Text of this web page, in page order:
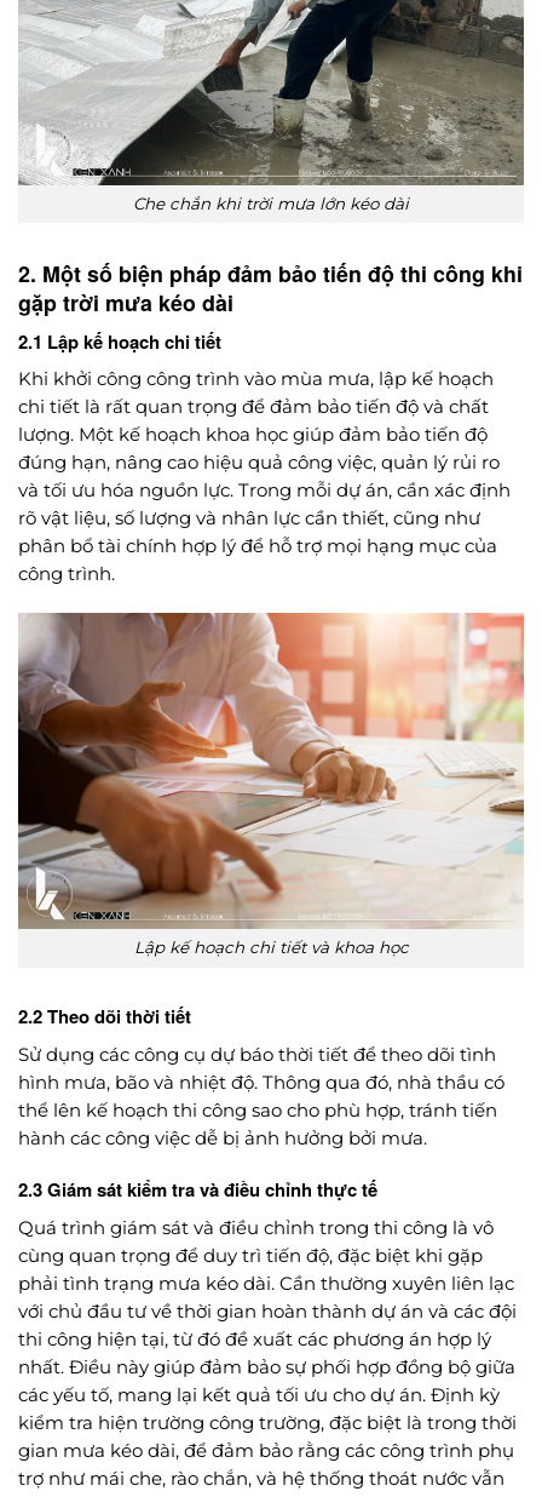
Che chắn khi trời mưa lớn kéo dài
2. Một số biện pháp đảm bảo tiến độ thi công khi
gặp trời mưa kéo dài
2.1 Lập kế hoạch chi tiết
Khi khởi công công trình vào mùa mưa, lập kế hoạch
chi tiết là rất quan trọng để đảm bảo tiến độ và chất
lượng. Một kế hoạch khoa học giúp đảm bảo tiến độ
đúng hạn, nâng cao hiệu quả công việc, quản lý rủi ro
và tối ưu hóa nguồn lực. Trong mỗi dự án, cần xác định
rõ vật liệu, số lượng và nhân lực cần thiết, cũng như
phân bổ tài chính hợp lý để hỗ trợ mọi hạng mục của
công trình.
Lập kế hoạch chi tiết và khoa học
2.2 Theo dõi thời tiết
Sử dụng các công cụ dự báo thời tiết để theo dõi tình
hình mưa, bão và nhiệt độ. Thông qua đó, nhà thầu có
thể lên kế hoạch thi công sao cho phù hợp, tránh tiến
hành các công việc dễ bị ảnh hưởng bởi mưa.
2.3 Giám sát kiểm tra và điều chỉnh thực tế
Quá trình giám sát và điều chỉnh trong thi công là vô
cùng quan trọng để duy trì tiến độ, đặc biệt khi gặp
phải tình trạng mưa kéo dài. Cần thường xuyên liên lạc
với chủ đầu tư về thời gian hoàn thành dự án và các đội
thi công hiện tại, từ đó đề xuất các phương án hợp lý
nhất. Điều này giúp đảm bảo sự phối hợp đồng bộ giữa
các yếu tố, mang lại kết quả tối ưu cho dự án. Định kỳ
kiểm tra hiện trường công trường, đặc biệt là trong thời
gian mưa kéo dài, để đảm bảo rằng các công trình phụ
trợ như mái che, rào chắn, và hệ thống thoát nước vẫn